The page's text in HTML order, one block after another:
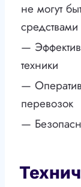
не могут
средствами
—
техники
—
перевозок
—